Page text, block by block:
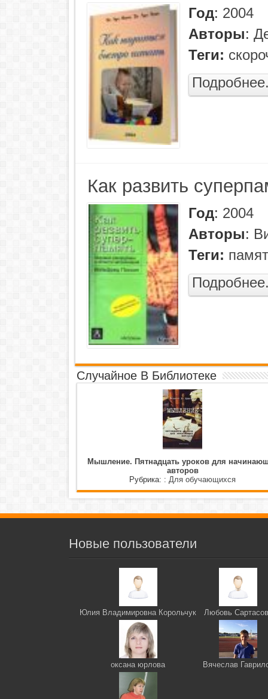
Год: 2004
Авторы:
Теги:
Как развить
Год: 2004
Авторы:
Теги:
Случайное В Библиотеке
Мышление. Пятнадцать уроков для
авторов
Рубрика: : Для обучающихся
Новые пользователи
Юлия Владимировна Корольчук Любовь
оксана юрлова Вячеслав